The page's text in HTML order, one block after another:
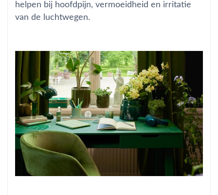
helpen bij hoofdpijn, vermoeidheid en irritatie
van de luchtwegen.